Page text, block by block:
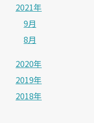
2021年
9月
8月
2020年
2019年
2018年